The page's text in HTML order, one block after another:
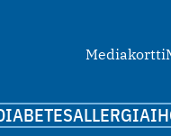
Mediakortti
ALLERGIA